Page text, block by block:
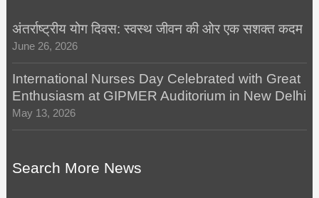
अंतर्राष्ट्रीय योग दिवस: स्वस्थ जीवन की ओर एक सशक्त कदम
June 26, 2026
International Nurses Day Celebrated with Great
Enthusiasm at GIPMER Auditorium in New Delhi
May 13, 2026
Search More News